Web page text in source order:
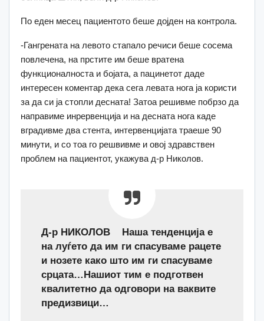
По еден месец пациентото беше дојден на контрола.
-Гангрената на левото стапало речиси беше сосема
повлечена, на прстите им беше вратена
функционалноста и бојата, а пацинетот даде
интересен коментар дека сега левата нога ја користи
за да си ја стопли десната! Затоа решивме побрзо да
направиме инрервенција и на десната нога каде
вградивме два стента, интервенцијата траеше 90
минути, и со тоа го решвивме и овој здравствен
проблем на пациентот, укажува д-р Николов.
Д-р НИКОЛОВ Наша тенденција е
на луѓето да им ги спасуваме рацете
и нозете како што им ги спасуваме
срцата…Нашиот тим е подготвен
квалитетно да одговори на ваквите
предизвици…